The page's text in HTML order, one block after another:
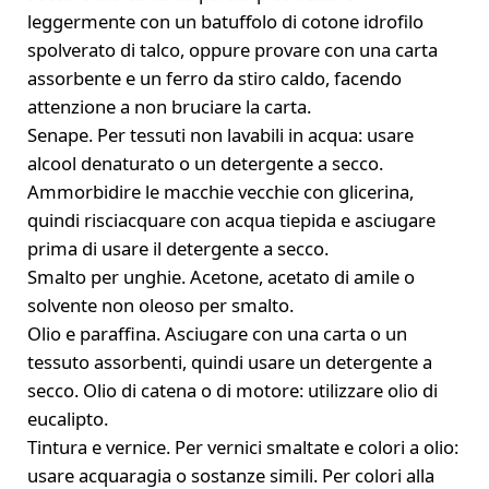
leggermente con un batuffolo di cotone idrofilo
spolverato di talco, oppure provare con una carta
assorbente e un ferro da stiro caldo, facendo
attenzione a non bruciare la carta.
Senape. Per tessuti non lavabili in acqua: usare
alcool denaturato o un detergente a secco.
Ammorbidire le macchie vecchie con glicerina,
quindi risciacquare con acqua tiepida e asciugare
prima di usare il detergente a secco.
Smalto per unghie. Acetone, acetato di amile o
solvente non oleoso per smalto.
Olio e paraffina. Asciugare con una carta o un
tessuto assorbenti, quindi usare un detergente a
secco. Olio di catena o di motore: utilizzare olio di
eucalipto.
Tintura e vernice. Per vernici smaltate e colori a olio:
usare acquaragia o sostanze simili. Per colori alla